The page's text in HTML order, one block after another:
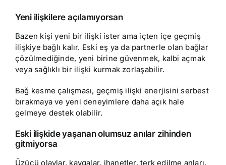
Yeni ilişkilere açılamıyorsan
Bazen kişi yeni bir ilişki ister ama içten içe geçmiş
ilişkiye bağlı kalır. Eski eş ya da partnerle olan bağlar
çözülmediğinde, yeni birine güvenmek, kalbi açmak
veya sağlıklı bir ilişki kurmak zorlaşabilir.
Bağ kesme çalışması, geçmiş ilişki enerjisini serbest
bırakmaya ve yeni deneyimlere daha açık hale
gelmeye destek olabilir.
Eski ilişkide yaşanan olumsuz anılar zihinden
gitmiyorsa
Üzücü olaylar, kavgalar, ihanetler, terk edilme anları,